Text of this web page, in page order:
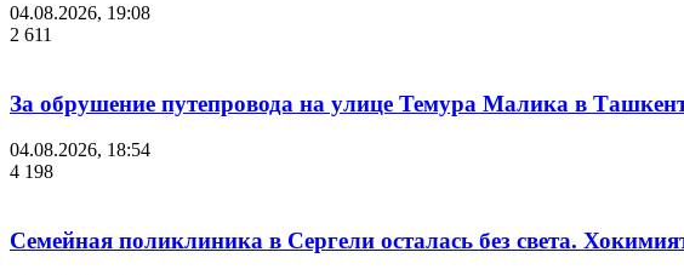
04.08.2026, 19:08
2 611
За обрушение путепровода на улице Темура Малика в
04.08.2026, 18:54
4 198
Семейная поликлиника в Сергели осталась без света.